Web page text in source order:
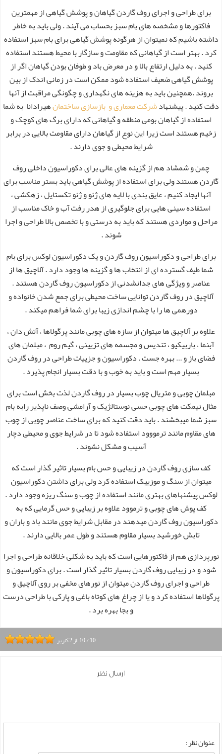
برای طراحی و اجرای روف گاردن گیاهان و پوشش گیاهی از مهمترین
فاکتورها و مشخصه های بام سبز بحساب می آیند . ولی باید به خاطر
داشته باشیم که نمیتوان از هرگونه پوشش گیاهی برای بام سبز استفاده
کرد . بهتر است از گیاهانی که مقاومت و سازگار با محیط هستند استفاده
کنید . به دلیل ارتفاع بالا و در معرض باد و طوفان بودن گیاهان اگر از
پوشش گیاهی ضعیف استفاده شود ممکن است در زمانی اندک از بین
بروند .همچنین باید به هزینه های نگهداری و چگونگی مراقبت از آنها
دقت کنید . پیشنهادشرکت معماری و بازسازی ساختمانهیرادانا به شما
استفاده از گیاهان بومی منطقه و گیاهانی که دارای برگ های کوچک و
زخیم هستند است زیرا این نوع از گیاهان دارای مقاومت بالایی در برابر
شرایط محیطی و جوی دارند .
چمن و شمشاد هم از گزینه های عالی برای دکوراسیون داخلی روف
گاردن هستند ولی برای استفاده از پوشش گیاهی باید بستر مناسب برای
آنها ایجاد کنیم ، عایق بندی با لایه های ژئو و ژئو تکستایل ، زهکشی ،
استفاده سینی هایی برای جلوگیری از هدر رفت آب و خاک مناسب از
مراحل و مواردی هستند که باید به درستی و با تخصص بالا طراحی و اجرا
شوند .
برای طراحی و دکوراسیون روف گاردن و یک دکوراسیون لوکس برای بام
شما طیف گسترده ای از انتخاب ها و گزینه ها وجود دارد . آلاچیق ها از
عناصر و ویژگی های جدانشدنی از دکوراسیون روف گاردن هستند .
آلاچیق در روف گاردن توانایی ساخت محیطی برای جمع شدن خانواده و
دورهمی ها را با چشم اندازی زیبا برای شما فراهم میکند .
علاوه بر آلاچیق ها میتوان از سازه های چوبی مانند پرگولاها ، آتش دان ،
آبنما ، باربیکیو ، تندیس و مجسمه های تزیینی ، گیم روم ، مبلمان های
فضای باز و ... بهره جست . دکوراسیون و جزییات طراحی در روف گاردن
بسیار مهم است و باید به خوب و با دقت بسیار انجام پذیرد .
مبلمان چوبی و متریال چوب بسیار در روف گاردن لذت بخش است برای
مثال نیمکت های چوبی حسی نوستالژیک و آرامشی وصف ناپذیر رابه بام
سبز شما میبخشند . باید دقت کنید که برای ساخت عناصر چوبی از چوب
های مقاوم مانند ترمووود استفاده شود تا در شرایط جوی و محیطی دچار
آسیب و مشکل نشوند .
کف سازی روف گاردن در زیبایی و حس بام بسیار تاثیر گذار است که
میتوان از سنگ و موزییک استفاده کرد ولی برای داشتن دکوراسیون
لوکس پیشنهاهای بهتری مانند استفاده از چوب و سنگ ریزه وجود دارد .
کف پوش های چوبی و ترموود علاوه بر زیبایی و حس گرمایی که به
دکوراسیون روف گاردن میدهند در مقابل شرایط جوی مانند باد و باران و
تابش خورشید بسیار مقاوم هستند و طول عمر بالایی دارند .
نورپردازی هم از فاکتورهایی است که باید به شکلی خلاقانه طراحی و اجرا
شود و در زیبایی روف گاردن بسیار تاثیر گذار است . برای دکوراسیون و
طراحی و اجرای روف گاردن میتوان از نورهای مخفی بر روی آلاچیق و
پرگولاها استفاده کرد و یا از چراغ های کوتاه باغی و پارکی با طراحی درست
و بجا بهره برد .
10/10 از2کاربر
ارسال نظر
عنوان نظر :